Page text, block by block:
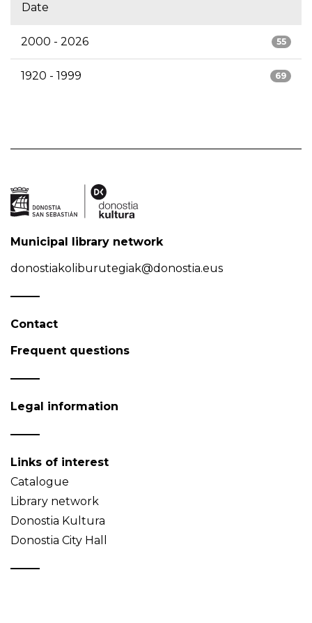
Date
55
2000 - 2026
69
1920 - 1999
Municipal library network
donostiakoliburutegiak@donostia.eus
Contact
Frequent questions
Legal information
Links of interest
Catalogue
Library network
Donostia Kultura
Donostia City Hall